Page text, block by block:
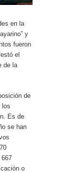
en la
y
fueron
el
de la
de
los
Es de
se han
o